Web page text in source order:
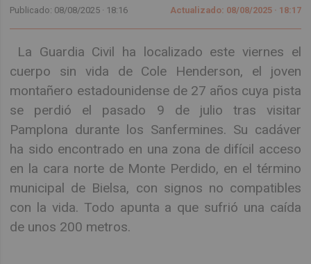
Publicado: 08/08/2025 · 18:16 Actualizado: 08/08/2025 · 18:17
La Guardia Civil ha localizado este viernes el
cuerpo sin vida de Cole Henderson, el joven
montañero estadounidense de 27 años cuya pista
se perdió el pasado 9 de julio tras visitar
Pamplona durante los Sanfermines. Su cadáver
ha sido encontrado en una zona de difícil acceso
en la cara norte de Monte Perdido, en el término
municipal de Bielsa, con signos no compatibles
con la vida. Todo apunta a que sufrió una caída
de unos 200 metros.